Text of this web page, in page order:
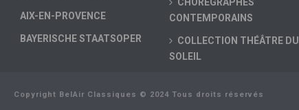
AIX-EN-PROVENCE
BAYERISCHE STAATSOPER
CONTEMPORAINS
COLLECTION THÉÂTRE DU
SOLEIL
Copyright BelAir Classiques © 2024 Tous droits réservés